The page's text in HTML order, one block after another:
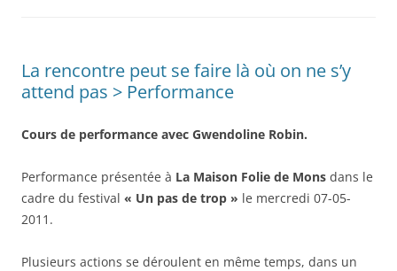
La rencontre peut se faire là où on ne s’y
attend pas > Performance
Cours de performance avec Gwendoline Robin.
Performance présentée à La Maison Folie de Mons dans le
cadre du festival « Un pas de trop » le mercredi 07-05-
2011.
Plusieurs actions se déroulent en même temps, dans un